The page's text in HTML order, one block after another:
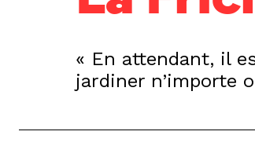
« En attendant, il
jardiner n’importe